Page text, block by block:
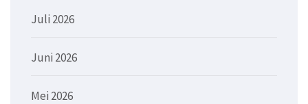
Juli 2026
Juni 2026
Mei 2026